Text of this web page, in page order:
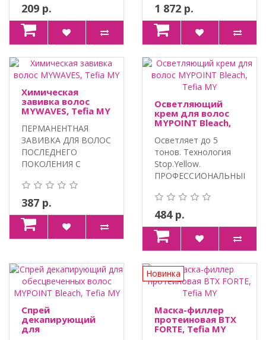
209 р. 1 872 р.
Химическая
завивка волос
MYWAVES, Tefia MY
ПЕРМАНЕНТНАЯ
ЗАВИВКА ДЛЯ ВОЛОС
ПОСЛЕДНЕГО
ПОКОЛЕНИЯ С
АКТИВНЫЙ КОМ..
387 р.
Осветляющий
крем для волос
MYPOINT Bleach,
Осветляет до 5
тонов. Технология
Stop.Yellow.
ПРОФЕССИОНАЛЬНЫЙ
484 р.
Спрей
декапирующий
для
Новинка
Маска-филлер
протеиновая BTX
FORTE, Tefia MY